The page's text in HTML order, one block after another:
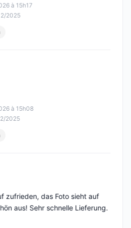
à 15h17
2025
à 15h08
2025
zufrieden, das Foto sieht auf
aus! Sehr schnelle Lieferung.